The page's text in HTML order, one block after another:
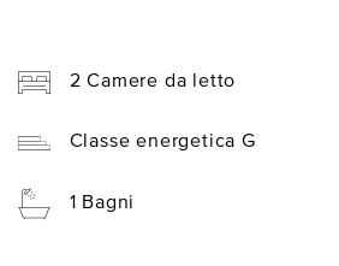
2 Camere da letto
Classe energetica G
1 Bagni